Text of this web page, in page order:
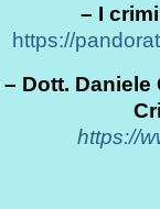
– I
https://
– Dott. Daniele
https://